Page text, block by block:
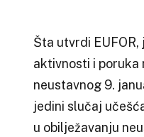
Šta utvrdi
aktivnosti i poruka
neustavnog 9.
jedini slučaj
u obilježavanju